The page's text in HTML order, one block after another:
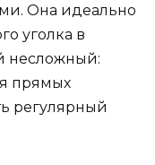
Она идеально
уголка в
несложный:
прямых
регулярный